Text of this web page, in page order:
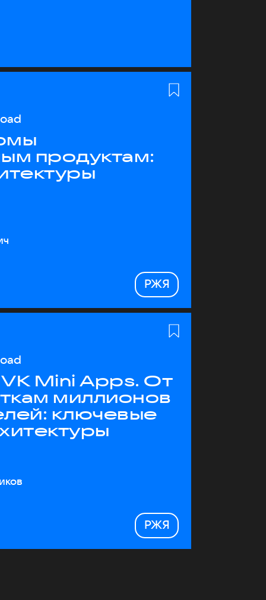
продуктам:
РЖЯ
Mini Apps. От
миллионов
ключевые
РЖЯ